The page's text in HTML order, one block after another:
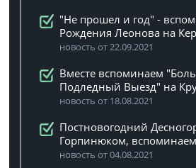
"Не прошел и год" -
Рождения Леонова на
новость от 22.09.2021
Вместе вспоминаем
Подледный Выезд" на
новость от 18.08.2021
Постновогодний
Горпинюком,
новость от 04.08.2021